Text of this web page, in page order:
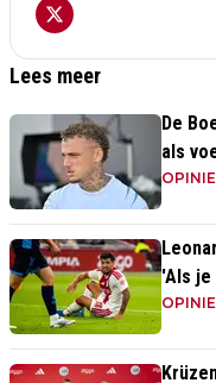
Lees meer
De
als
OPINIE
'Als
slecht
OPINIE